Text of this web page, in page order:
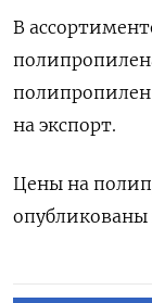
В
на экспорт.
Цены на
опубликованы